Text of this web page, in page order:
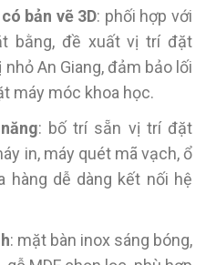
bản vẽ 3D: phối hợp với
bằng, đề xuất vị trí đặt
An Giang, đảm bảo lối
máy móc khoa học.
: bố trí sẵn vị trí đặt
in, máy quét mã vạch, ổ
hàng dễ dàng kết nối hệ
: mặt bàn inox sáng bóng,